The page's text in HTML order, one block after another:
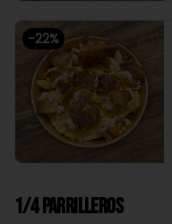
-22%
1/4 Parrilleros